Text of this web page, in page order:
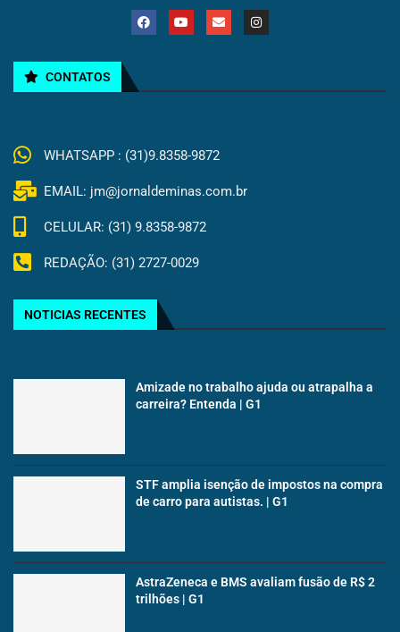
CONTATOS
WHATSAPP : (31)9.8358-9872
EMAIL: jm@jornaldeminas.com.br
CELULAR: (31) 9.8358-9872
REDAÇÃO: (31) 2727-0029
NOTICIAS RECENTES
Amizade no trabalho ajuda ou atrapalha a
carreira? Entenda | G1
STF amplia isenção de impostos na compra
de carro para autistas. | G1
AstraZeneca e BMS avaliam fusão de R$ 2
trilhões | G1